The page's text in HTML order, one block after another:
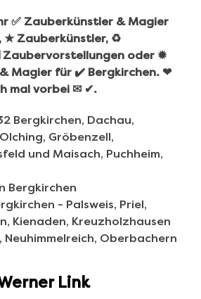
✅ Zauberkünstler & Magier
★ Zauberkünstler, ♻
Zaubervorstellungen oder ✹
Magier für ✔️ Bergkirchen. ❤
mal vorbei ✉ ✔.
Link